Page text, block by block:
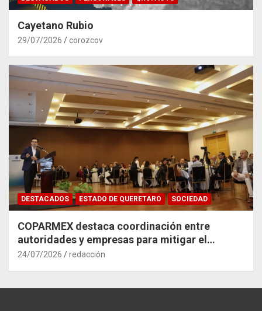
Cayetano Rubio
29/07/2026 corozcov
DESTACADOS ESTADO DE QUERETARO SOCIEDAD
COPARMEX destaca coordinación entre
autoridades y empresas para mitigar el
impacto del Tren México–Querétaro
24/07/2026 redacción